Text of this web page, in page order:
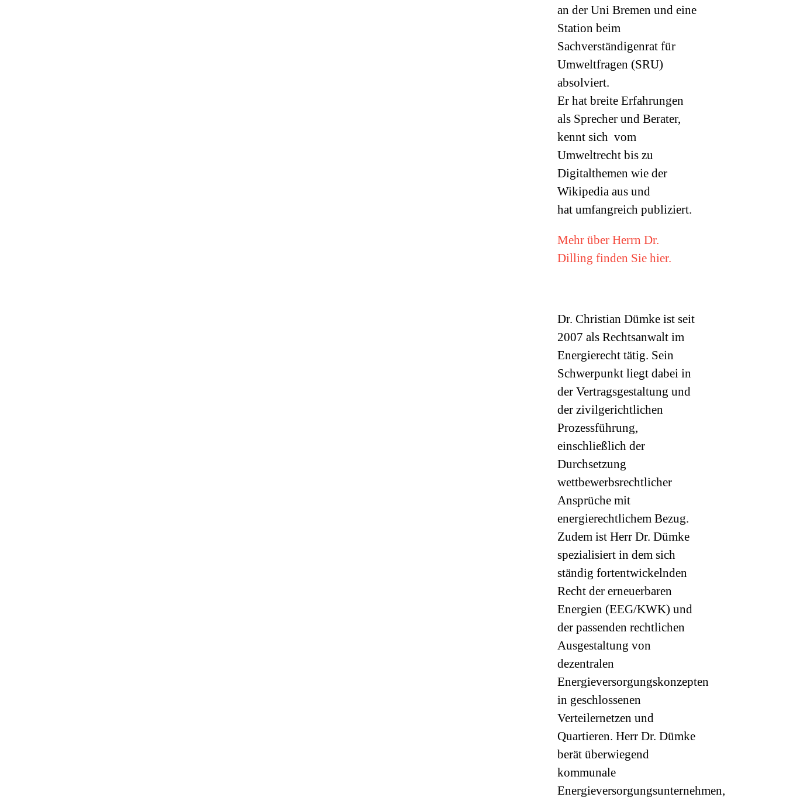
an der Uni Bremen und eine
Station beim
Sachverständigenrat für
Umweltfragen (SRU)
absolviert.
Er hat breite Erfahrungen
als Sprecher und Berater,
kennt sich vom
Umweltrecht bis zu
Digitalthemen wie der
Wikipedia aus und
hat umfangreich publiziert.
Mehr über Herrn Dr.
Dilling finden Sie hier.
Dr. Christian Dümke ist seit
2007 als Rechtsanwalt im
Energierecht tätig. Sein
Schwerpunkt liegt dabei in
der Vertragsgestaltung und
der zivilgerichtlichen
Prozessführung,
einschließlich der
Durchsetzung
wettbewerbsrechtlicher
Ansprüche mit
energierechtlichem Bezug.
Zudem ist Herr Dr. Dümke
spezialisiert in dem sich
ständig fortentwickelnden
Recht der erneuerbaren
Energien (EEG/KWK) und
der passenden rechtlichen
Ausgestaltung von
dezentralen
Energieversorgungskonzepten
in geschlossenen
Verteilernetzen und
Quartieren. Herr Dr. Dümke
berät überwiegend
kommunale
Energieversorgungsunternehmen,